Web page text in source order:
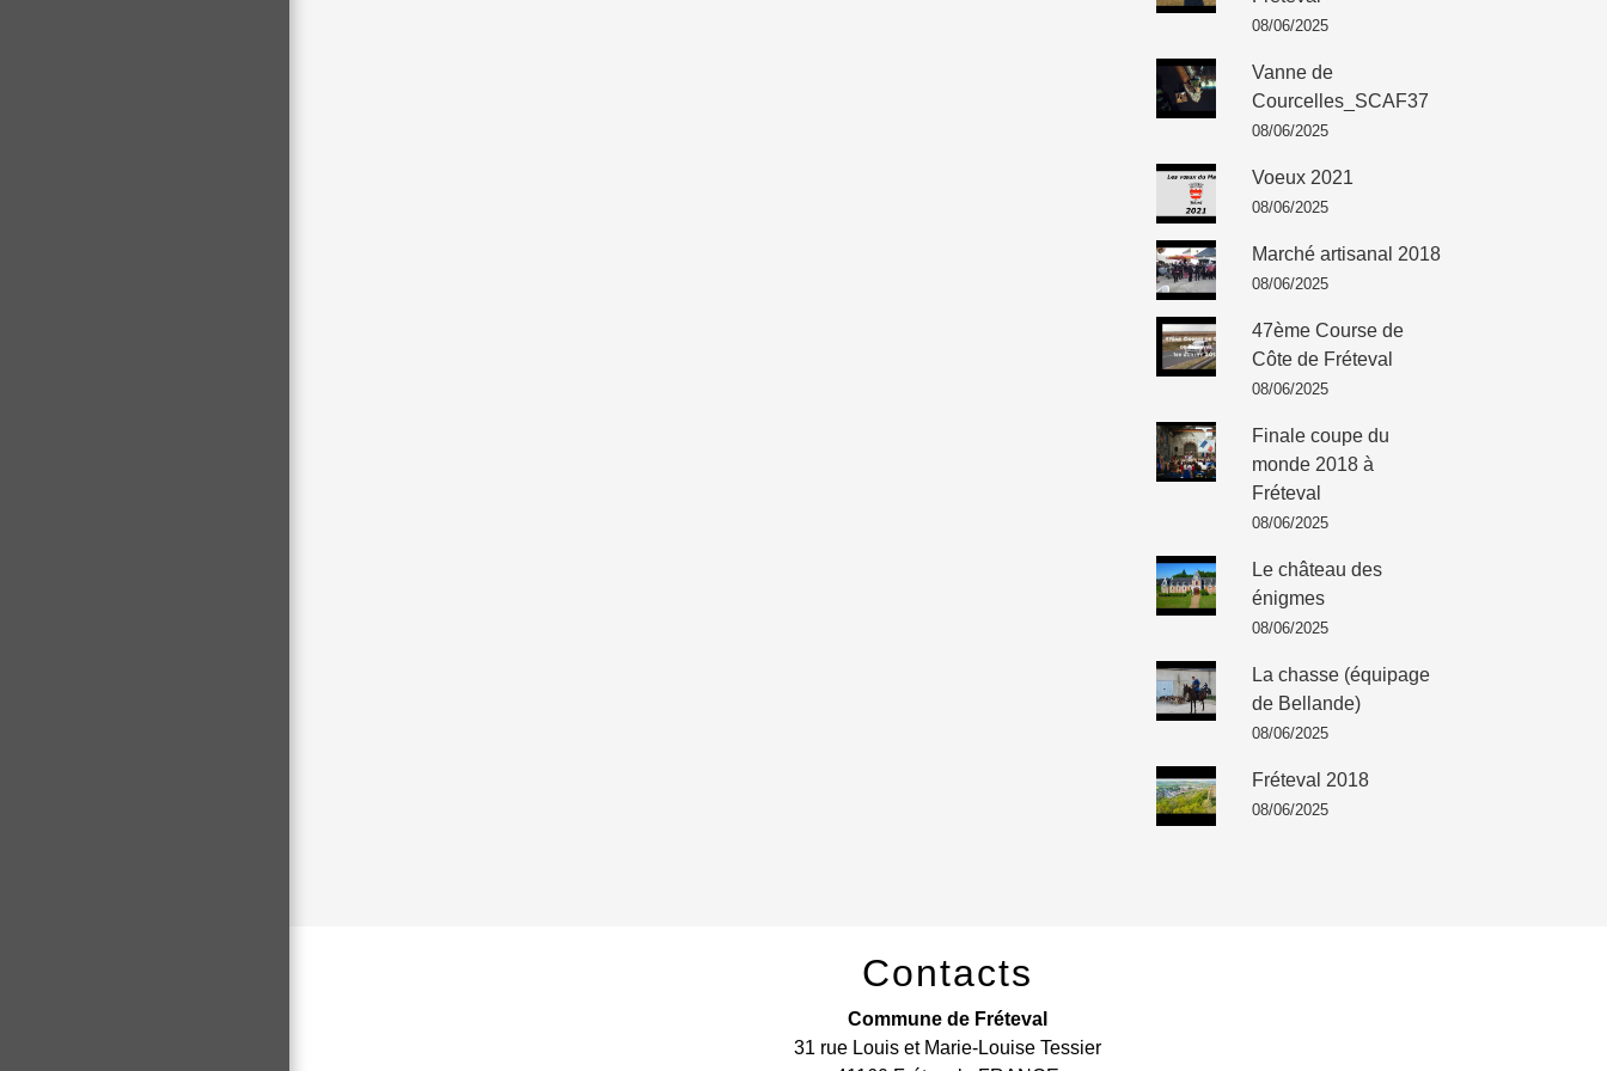
08/06/2025
Vanne de
Courcelles_SCAF37
08/06/2025
Voeux 2021
08/06/2025
Marché artisanal 2018
08/06/2025
47ème Course de
Côte de Fréteval
08/06/2025
Finale coupe du
monde 2018 à
Fréteval
08/06/2025
Le château des
énigmes
08/06/2025
La chasse (équipage
de Bellande)
08/06/2025
Fréteval 2018
08/06/2025
Contacts
Commune de Fréteval
31 rue Louis et Marie-Louise Tessier